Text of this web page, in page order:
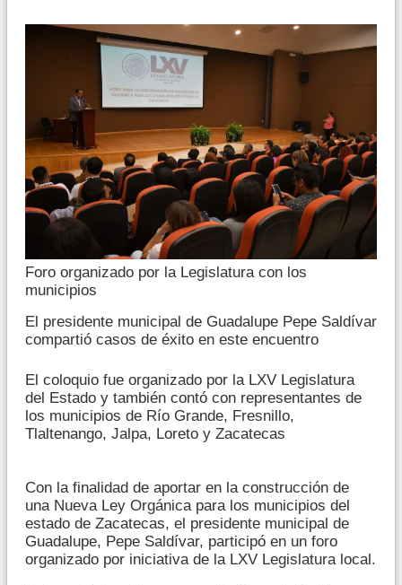
Foro organizado por la Legislatura con los
municipios
El presidente municipal de Guadalupe Pepe Saldívar
compartió casos de éxito en este encuentro
El coloquio fue organizado por la LXV Legislatura
del Estado y también contó con representantes de
los municipios de Río Grande, Fresnillo,
Tlaltenango, Jalpa, Loreto y Zacatecas
Con la finalidad de aportar en la construcción de
una Nueva Ley Orgánica para los municipios del
estado de Zacatecas, el presidente municipal de
Guadalupe, Pepe Saldívar, participó en un foro
organizado por iniciativa de la LXV Legislatura local.